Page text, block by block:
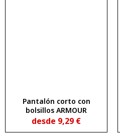
Pantalón corto con
bolsillos ARMOUR
desde 9,29 €